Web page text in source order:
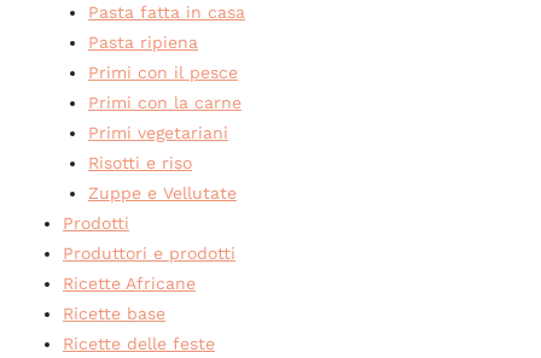
Pasta fatta in casa
Pasta ripiena
Primi con il pesce
Primi con la carne
Primi vegetariani
Risotti e riso
Zuppe e Vellutate
Prodotti
Produttori e prodotti
Ricette Africane
Ricette base
Ricette delle feste